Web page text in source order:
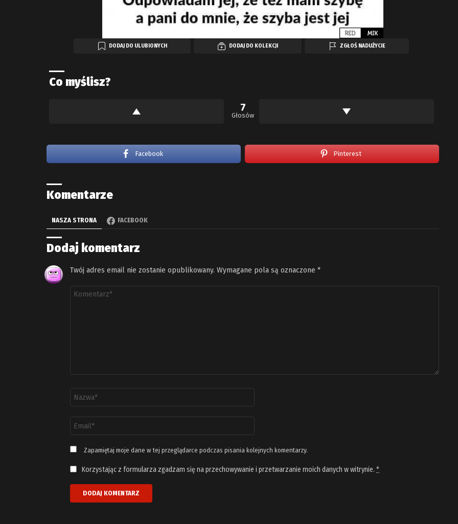
DODAJ DO ULUBIONYCH DODAJ DO KOLEKCJI ZGŁOŚ NADUŻYCIE
Co myślisz?
7
Głosów
Facebook Pinterest
Komentarze
NASZA STRONA FACEBOOK
Dodaj komentarz
Twój adres email nie zostanie opublikowany. Wymagane pola są oznaczone *
Komentarz
email
*
Zapamiętaj moje dane w tej przeglądarce podczas pisania kolejnych komentarzy.
Korzystając z formularza zgadzam się na przechowywanie i przetwarzanie moich danych w witrynie. *